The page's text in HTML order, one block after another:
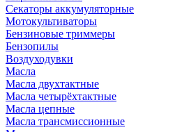
Секаторы аккумуляторные
Мотокультиваторы
Бензиновые триммеры
Бензопилы
Воздуходувки
Масла
Масла двухтактные
Масла четырёхтактные
Масла цепные
Масла трансмиссионные